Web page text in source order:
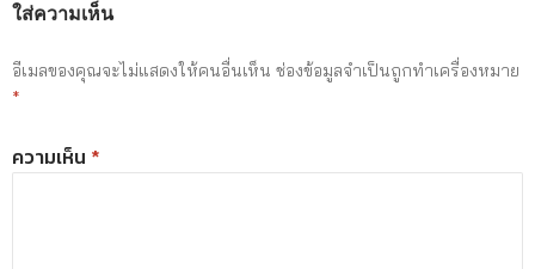
ใส่ความเห็น
อีเมลของคุณจะไม่แสดงให้คนอื่นเห็น ช่องข้อมูลจำเป็นถูกทำเครื่องหมาย
*
ความเห็น *